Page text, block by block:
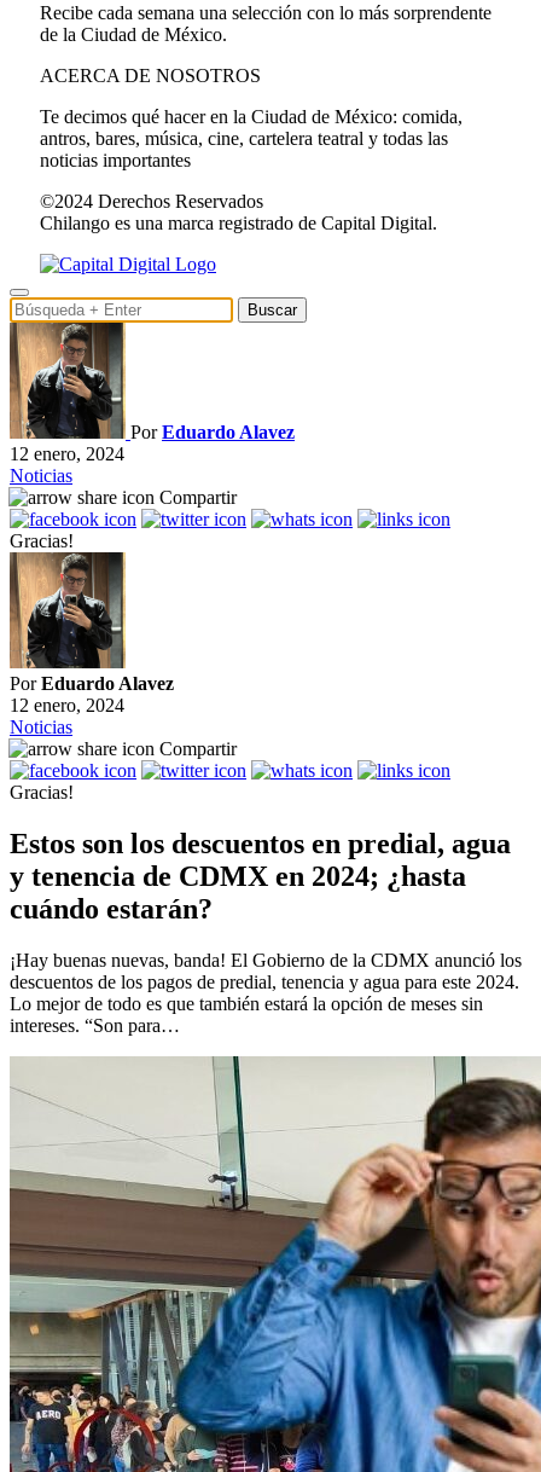
Recibe cada semana una selección con lo más sorprendente
de la Ciudad de México.
ACERCA DE NOSOTROS
Te decimos qué hacer en la Ciudad de México: comida,
antros, bares, música, cine, cartelera teatral y todas las
noticias importantes
©2024 Derechos Reservados
Chilango es una marca registrado de Capital Digital.
Buscar
PorEduardo Alavez
12 enero, 2024
Noticias
Compartir
Gracias!
PorEduardo Alavez
12 enero, 2024
Noticias
Compartir
Gracias!
Estos son los descuentos en predial, agua
y tenencia de CDMX en 2024; ¿hasta
cuándo estarán?
¡Hay buenas nuevas, banda! El Gobierno de la CDMX anunció los
descuentos de los pagos de predial, tenencia y agua para este 2024.
Lo mejor de todo es que también estará la opción de meses sin
intereses. “Son para…